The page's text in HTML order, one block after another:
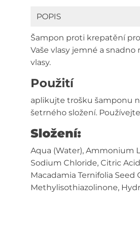
POPIS
Šampon proti krepatění
Vaše vlasy jemné a
vlasy.
Použití
aplikujte trošku šamponu
šetrného složení.
Složení:
Aqua (Water), Ammonium
Sodium Chloride, Citric
Macadamia Ternifolia
Methylisothiazolinone,